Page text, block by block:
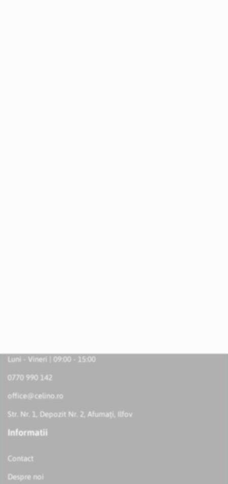
Luni - Vineri | 09:00 - 15:00
0770 990 142
office@celino.ro
Str. Nr. 1, Depozit Nr. 2, Afumați, Ilfov
Informatii
Contact
Despre noi